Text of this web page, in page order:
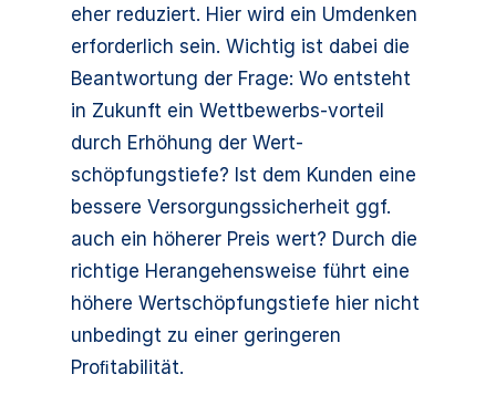
eher reduziert. Hier wird ein Umdenken
erforderlich sein. Wichtig ist dabei die
Beantwortung der Frage: Wo entsteht
in Zukunft ein Wettbewerbs-vorteil
durch Erhöhung der Wert-
schöpfungstiefe? Ist dem Kunden eine
bessere Versorgungssicherheit ggf.
auch ein höherer Preis wert? Durch die
richtige Herangehensweise führt eine
höhere Wertschöpfungstiefe hier nicht
unbedingt zu einer geringeren
Proﬁtabilität.